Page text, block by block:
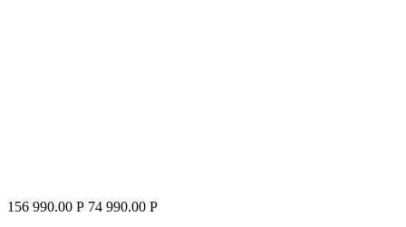
156 990.00 Р 74 990.00 Р